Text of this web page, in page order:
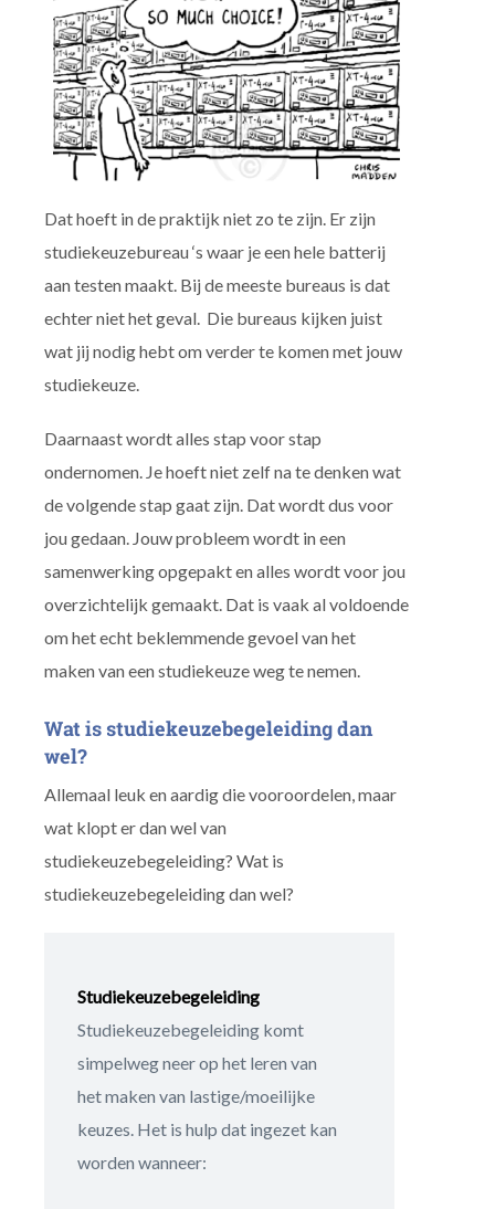
Dat hoeft in de praktijk niet zo te zijn. Er zijn
studiekeuzebureau ‘s waar je een hele batterij
aan testen maakt. Bij de meeste bureaus is dat
echter niet het geval. Die bureaus kijken juist
wat jij nodig hebt om verder te komen met jouw
studiekeuze.
Daarnaast wordt alles stap voor stap
ondernomen. Je hoeft niet zelf na te denken wat
de volgende stap gaat zijn. Dat wordt dus voor
jou gedaan. Jouw probleem wordt in een
samenwerking opgepakt en alles wordt voor jou
overzichtelijk gemaakt. Dat is vaak al voldoende
om het echt beklemmende gevoel van het
maken van een studiekeuze weg te nemen.
Wat is studiekeuzebegeleiding dan
wel?
Allemaal leuk en aardig die vooroordelen, maar
wat klopt er dan wel van
studiekeuzebegeleiding? Wat is
studiekeuzebegeleiding dan wel?
Studiekeuzebegeleiding
Studiekeuzebegeleiding komt
simpelweg neer op het leren van
het maken van lastige/moeilijke
keuzes. Het is hulp dat ingezet kan
worden wanneer: